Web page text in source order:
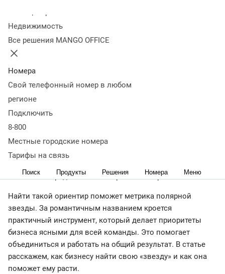
Недвижимость
Все решения MANGO OFFICE
Номера
Свой телефонный номер в любом
регионе
Подключить
8-800
Местные городские номера
Тарифы на связь
Поиск Продукты Решения Номера Меню
Оглавление
Что такое метрика North Star
полярной звезды
временем
north star metric
Главное о North Star
Цель каждого бизнеса — устойчивый рост и увеличение
прибыли. Для этого приходится следить за разными
показателями эффективности, каждый из которых по-
своему важен. Но как понять, на какой из них стоит
направить основные усилия, чтобы добиться роста
показатель среди множества разных метрик.
Найти такой ориентир поможет метрика полярной
звезды. За романтичным названием кроется
практичный инструмент, который делает приоритеты
бизнеса ясными для всей команды. Это помогает
объединиться и работать на общий результат. В статье
расскажем, как бизнесу найти свою «звезду» и как она
поможет ему расти.